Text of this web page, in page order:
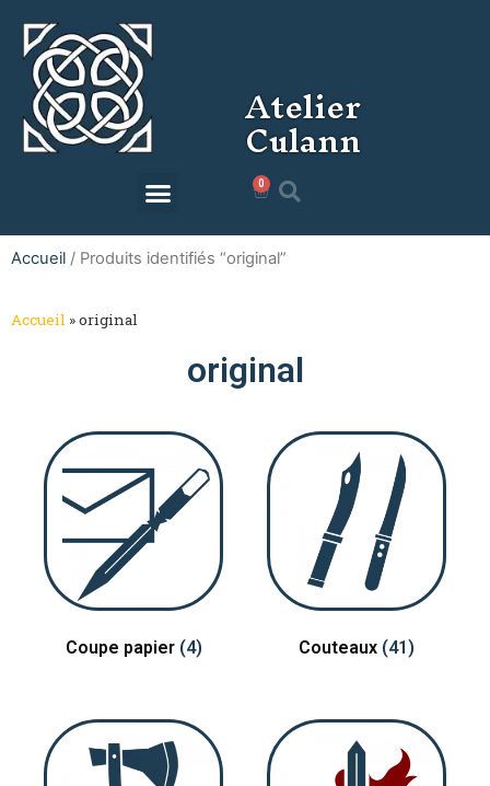
Atelier
Culann
0
Accueil / Produits identifiés “original”
Accueil »original
original
Coupe papier (4) Couteaux (41)